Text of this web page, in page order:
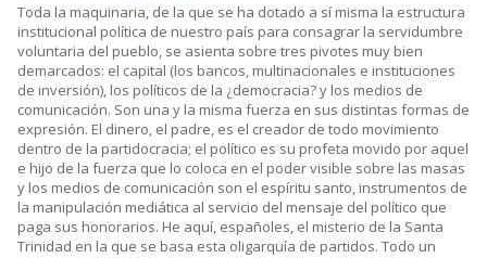
Toda la maquinaria, de la que se ha dotado a sí misma la estructura
institucional política de nuestro país para consagrar la servidumbre
voluntaria del pueblo, se asienta sobre tres pivotes muy bien
demarcados: el capital (los bancos, multinacionales e instituciones
de inversión), los políticos de la ¿democracia? y los medios de
comunicación. Son una y la misma fuerza en sus distintas formas de
expresión. El dinero, el padre, es el creador de todo movimiento
dentro de la partidocracia; el político es su profeta movido por aquel
e hijo de la fuerza que lo coloca en el poder visible sobre las masas
y los medios de comunicación son el espíritu santo, instrumentos de
la manipulación mediática al servicio del mensaje del político que
paga sus honorarios. He aquí, españoles, el misterio de la Santa
Trinidad en la que se basa esta oligarquía de partidos. Todo un